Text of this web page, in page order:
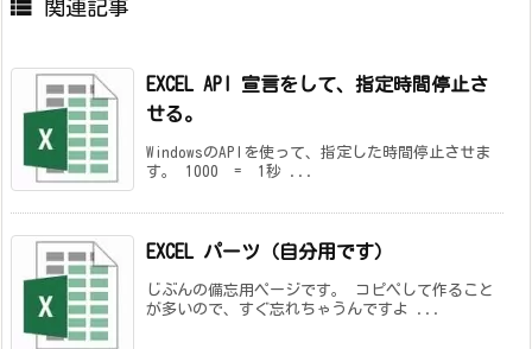
 関連記事
EXCEL API 宣言をして、指定時間停止さ
せる。
WindowsのAPIを使って、指定した時間停止させま
す。 1000 = 1秒 ...
EXCEL パーツ（自分用です）
じぶんの備忘用ページです。 コピペして作ること
が多いので、すぐ忘れちゃうんですよ ...